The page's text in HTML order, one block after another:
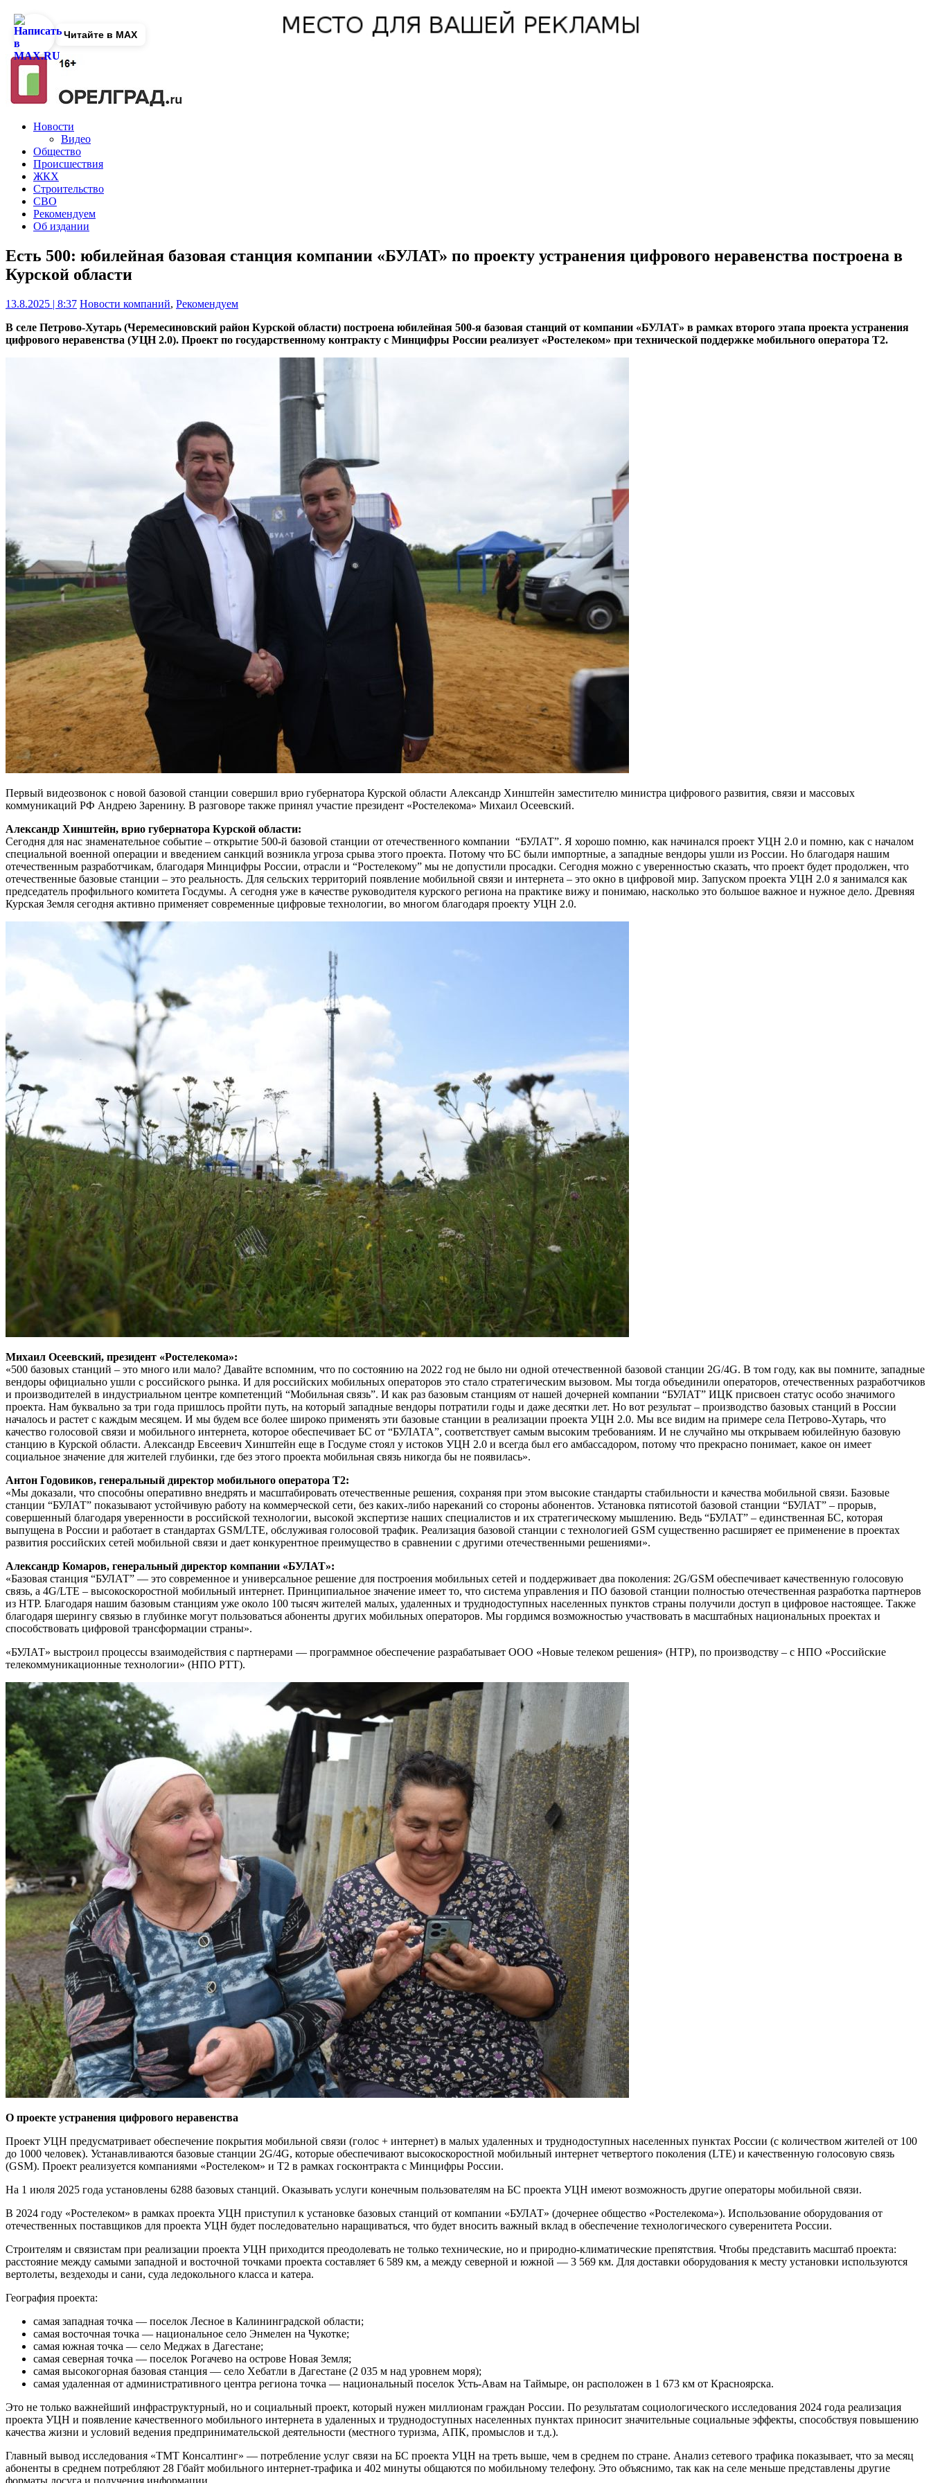
Новости
Видео
Общество
Происшествия
ЖКХ
Строительство
СВО
Рекомендуем
Об издании
Есть 500: юбилейная базовая станция компании «БУЛАТ» по проекту устранения цифрового неравенства построена в
Курской области
13.8.2025 | 8:37 Новости компаний, Рекомендуем
В селе Петрово-Хутарь (Черемесиновский район Курской области) построена юбилейная 500-я базовая станций от компании «БУЛАТ» в рамках второго этапа проекта устранения
цифрового неравенства (УЦН 2.0). Проект по государственному контракту с Минцифры России реализует «Ростелеком» при технической поддержке мобильного оператора Т2.
Первый видеозвонок с новой базовой станции совершил врио губернатора Курской области Александр Хинштейн заместителю министра цифрового развития, связи и массовых
коммуникаций РФ Андрею Заренину. В разговоре также принял участие президент «Ростелекома» Михаил Осеевский.
Александр Хинштейн, врио губернатора Курской области:
Сегодня для нас знаменательное событие – открытие 500-й базовой станции от отечественного компании “БУЛАТ”. Я хорошо помню, как начинался проект УЦН 2.0 и помню, как с началом
специальной военной операции и введением санкций возникла угроза срыва этого проекта. Потому что БС были импортные, а западные вендоры ушли из России. Но благодаря нашим
отечественным разработчикам, благодаря Минцифры России, отрасли и “Ростелекому” мы не допустили просадки. Сегодня можно с уверенностью сказать, что проект будет продолжен, что
отечественные базовые станции – это реальность. Для сельских территорий появление мобильной связи и интернета – это окно в цифровой мир. Запуском проекта УЦН 2.0 я занимался как
председатель профильного комитета Госдумы. А сегодня уже в качестве руководителя курского региона на практике вижу и понимаю, насколько это большое важное и нужное дело. Древняя
Курская Земля сегодня активно применяет современные цифровые технологии, во многом благодаря проекту УЦН 2.0.
Михаил Осеевский, президент «Ростелекома»:
«500 базовых станций – это много или мало? Давайте вспомним, что по состоянию на 2022 год не было ни одной отечественной базовой станции 2G/4G. В том году, как вы помните, западные
вендоры официально ушли с российского рынка. И для российских мобильных операторов это стало стратегическим вызовом. Мы тогда объединили операторов, отечественных разработчиков
и производителей в индустриальном центре компетенций “Мобильная связь”. И как раз базовым станциям от нашей дочерней компании “БУЛАТ” ИЦК присвоен статус особо значимого
проекта. Нам буквально за три года пришлось пройти путь, на который западные вендоры потратили годы и даже десятки лет. Но вот результат – производство базовых станций в России
началось и растет с каждым месяцем. И мы будем все более широко применять эти базовые станции в реализации проекта УЦН 2.0. Мы все видим на примере села Петрово-Хутарь, что
качество голосовой связи и мобильного интернета, которое обеспечивает БС от “БУЛАТА”, соответствует самым высоким требованиям. И не случайно мы открываем юбилейную базовую
станцию в Курской области. Александр Евсеевич Хинштейн еще в Госдуме стоял у истоков УЦН 2.0 и всегда был его амбассадором, потому что прекрасно понимает, какое он имеет
социальное значение для жителей глубинки, где без этого проекта мобильная связь никогда бы не появилась».
Антон Годовиков, генеральный директор мобильного оператора Т2:
«Мы доказали, что способны оперативно внедрять и масштабировать отечественные решения, сохраняя при этом высокие стандарты стабильности и качества мобильной связи. Базовые
станции “БУЛАТ” показывают устойчивую работу на коммерческой сети, без каких-либо нареканий со стороны абонентов. Установка пятисотой базовой станции “БУЛАТ” – прорыв,
совершенный благодаря уверенности в российской технологии, высокой экспертизе наших специалистов и их стратегическому мышлению. Ведь “БУЛАТ” – единственная БС, которая
выпущена в России и работает в стандартах GSM/LTE, обслуживая голосовой трафик. Реализация базовой станции с технологией GSM существенно расширяет ее применение в проектах
развития российских сетей мобильной связи и дает конкурентное преимущество в сравнении с другими отечественными решениями».
Александр Комаров, генеральный директор компании «БУЛАТ»:
«Базовая станция “БУЛАТ” — это современное и универсальное решение для построения мобильных сетей и поддерживает два поколения: 2G/GSM обеспечивает качественную голосовую
связь, а 4G/LTE – высокоскоростной мобильный интернет. Принципиальное значение имеет то, что система управления и ПО базовой станции полностью отечественная разработка партнеров
из НТР. Благодаря нашим базовым станциям уже около 100 тысяч жителей малых, удаленных и труднодоступных населенных пунктов страны получили доступ в цифровое настоящее. Также
благодаря шерингу связью в глубинке могут пользоваться абоненты других мобильных операторов. Мы гордимся возможностью участвовать в масштабных национальных проектах и
способствовать цифровой трансформации страны».
«БУЛАТ» выстроил процессы взаимодействия с партнерами — программное обеспечение разрабатывает ООО «Новые телеком решения» (НТР), по производству – с НПО «Российские
телекоммуникационные технологии» (НПО РТТ).
О проекте устранения цифрового неравенства
Проект УЦН предусматривает обеспечение покрытия мобильной связи (голос + интернет) в малых удаленных и труднодоступных населенных пунктах России (с количеством жителей от 100
до 1000 человек). Устанавливаются базовые станции 2G/4G, которые обеспечивают высокоскоростной мобильный интернет четвертого поколения (LTE) и качественную голосовую связь
(GSM). Проект реализуется компаниями «Ростелеком» и Т2 в рамках госконтракта с Минцифры России.
На 1 июля 2025 года установлены 6288 базовых станций. Оказывать услуги конечным пользователям на БС проекта УЦН имеют возможность другие операторы мобильной связи.
В 2024 году «Ростелеком» в рамках проекта УЦН приступил к установке базовых станций от компании «БУЛАТ» (дочернее общество «Ростелекома»). Использование оборудования от
отечественных поставщиков для проекта УЦН будет последовательно наращиваться, что будет вносить важный вклад в обеспечение технологического суверенитета России.
Строителям и связистам при реализации проекта УЦН приходится преодолевать не только технические, но и природно-климатические препятствия. Чтобы представить масштаб проекта:
расстояние между самыми западной и восточной точками проекта составляет 6 589 км, а между северной и южной — 3 569 км. Для доставки оборудования к месту установки используются
вертолеты, вездеходы и сани, суда ледокольного класса и катера.
География проекта:
самая западная точка — поселок Лесное в Калининградской области;
самая восточная точка — национальное село Энмелен на Чукотке;
самая южная точка — село Меджах в Дагестане;
самая северная точка — поселок Рогачево на острове Новая Земля;
самая высокогорная базовая станция — село Хебатли в Дагестане (2 035 м над уровнем моря);
самая удаленная от административного центра региона точка — национальный поселок Усть-Авам на Таймыре, он расположен в 1 673 км от Красноярска.
Это не только важнейший инфраструктурный, но и социальный проект, который нужен миллионам граждан России. По результатам социологического исследования 2024 года реализация
проекта УЦН и появление качественного мобильного интернета в удаленных и труднодоступных населенных пунктах приносит значительные социальные эффекты, способствуя повышению
качества жизни и условий ведения предпринимательской деятельности (местного туризма, АПК, промыслов и т.д.).
Главный вывод исследования «ТМТ Консалтинг» — потребление услуг связи на БС проекта УЦН на треть выше, чем в среднем по стране. Анализ сетевого трафика показывает, что за месяц
абоненты в среднем потребляют 28 Гбайт мобильного интернет-трафика и 402 минуты общаются по мобильному телефону. Это объяснимо, так как на селе меньше представлены другие
Читайте в MAX